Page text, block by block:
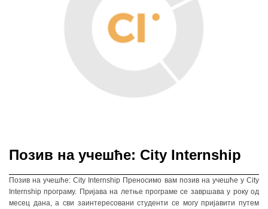
Позив на учешће: City Internship
Позив на учешће: City Internship Преносимо вам позив на учешће у City
Internship програму. Пријава на летње програме се завршава у року од
месец дана, а сви заинтересовани студенти се могу пријавити путем